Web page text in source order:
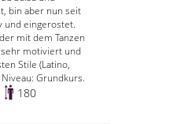
bin aber nun seit
und eingerostet.
mit dem Tanzen
motiviert und
Stile (Latino,
Grundkurs.
180